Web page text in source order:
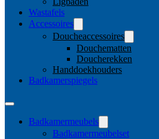
Wastafels
Accessoires
Doucheaccessoires
Douchematten
Doucherekken
Handdoekhouders
Badkamerspiegels
Badkamermeubels
Badkamermeubelset